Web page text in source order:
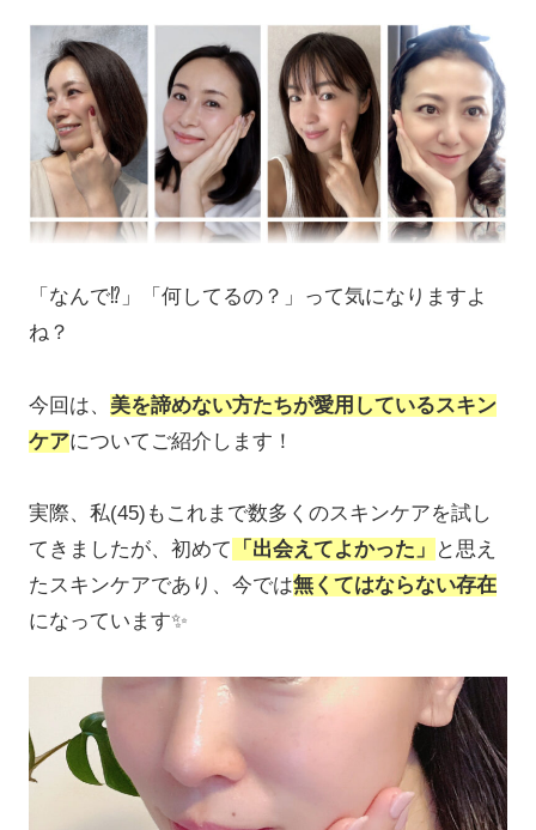
「なんで⁉」「何してるの？」って気になりますよ
ね？
今回は、 美を諦めない方たちが愛用しているスキン
ケアについてご紹介します！
実際、私(45)もこれまで数多くのスキンケアを試し
てきましたが、初めて
「出会えてよかった」
と思え
たスキンケアであり、今では無くてはならない存在
になっています✨